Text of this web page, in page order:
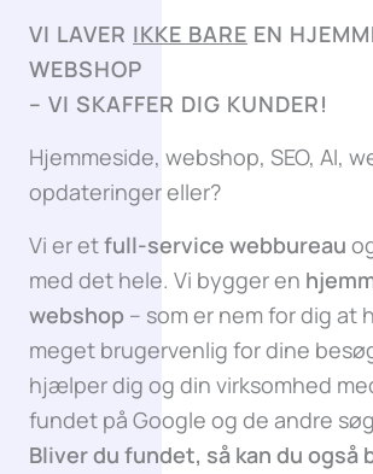
VI LAVER IKKE BARE EN
WEBSHOP
– VI SKAFFER DIG KUNDER!
Hjemmeside, webshop, SEO, AI,
opdateringer eller?
Vi er etfull-service webbureau
med det hele. Vi bygger en
webshop – som er nem for dig at
meget brugervenlig for dine
hjælper dig og din virksomhed
fundet på Google og de andre
Bliver du fundet, så kan du også